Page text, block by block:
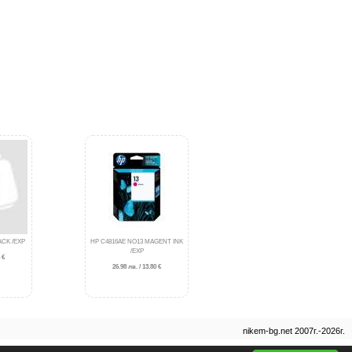
/EXP
€
HP C4816AE NO13 MAGENT INK
/EXP
26.98 лв. / 13.80 €
nikem-bg.net 2007г.-2026г.